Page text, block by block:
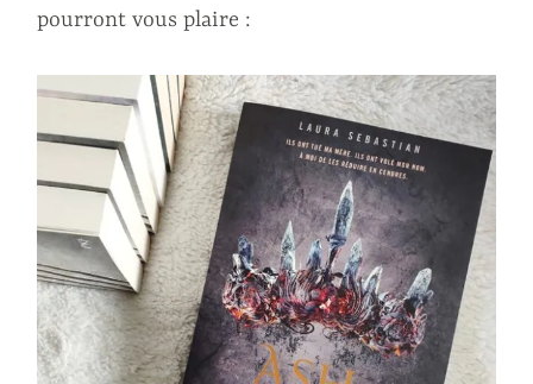
pourront vous plaire :